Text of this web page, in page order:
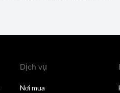
Dịch vụ
Nơi mua